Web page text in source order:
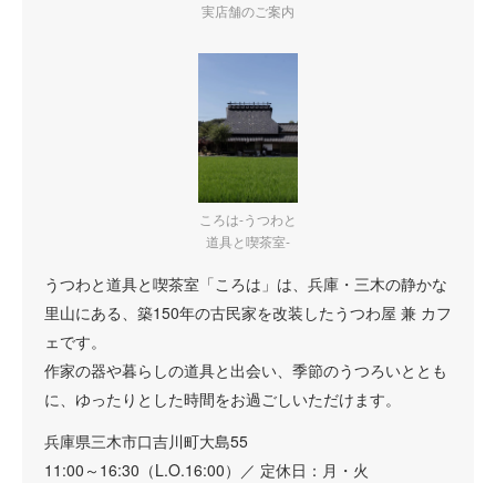
実店舗のご案内
ころは-うつわと
道具と喫茶室-
うつわと道具と喫茶室「ころは」は、兵庫・三木の静かな
里山にある、築150年の古民家を改装したうつわ屋 兼 カフ
ェです。
作家の器や暮らしの道具と出会い、季節のうつろいととも
に、ゆったりとした時間をお過ごしいただけます。
兵庫県三木市口吉川町大島55
11:00～16:30（L.O.16:00）／ 定休日：月・火